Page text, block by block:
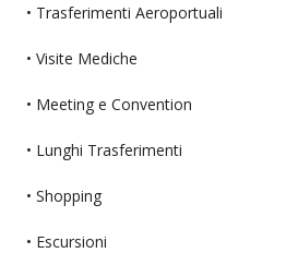
• Trasferimenti Aeroportuali
• Visite Mediche
• Meeting e Convention
• Lunghi Trasferimenti
• Shopping
• Escursioni